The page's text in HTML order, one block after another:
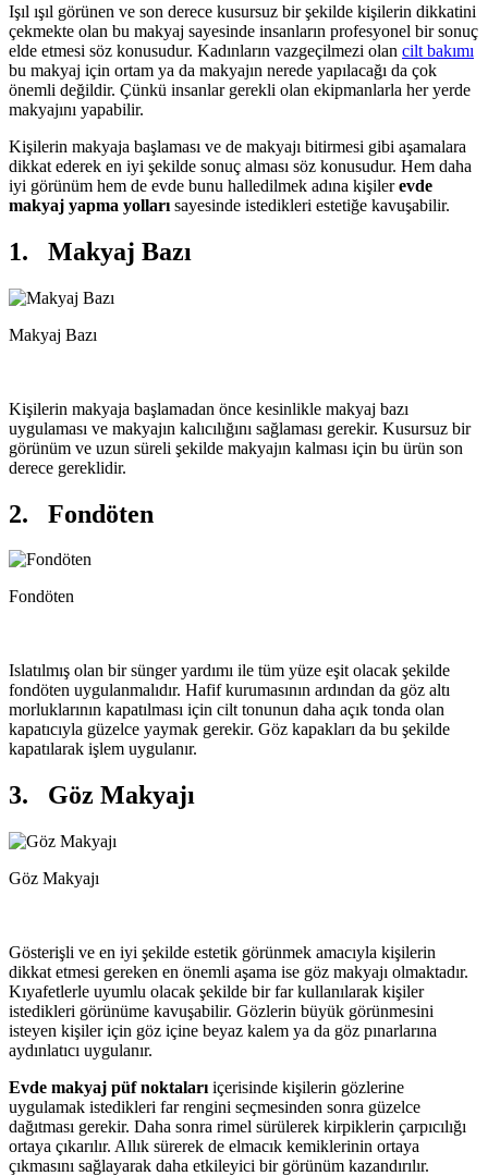
Işıl ışıl görünen ve son derece kusursuz bir şekilde kişilerin dikkatini
çekmekte olan bu makyaj sayesinde insanların profesyonel bir sonuç
elde etmesi söz konusudur. Kadınların vazgeçilmezi olan cilt bakımı
bu makyaj için ortam ya da makyajın nerede yapılacağı da çok
önemli değildir. Çünkü insanlar gerekli olan ekipmanlarla her yerde
makyajını yapabilir.
Kişilerin makyaja başlaması ve de makyajı bitirmesi gibi aşamalara
dikkat ederek en iyi şekilde sonuç alması söz konusudur. Hem daha
iyi görünüm hem de evde bunu halledilmek adına kişilerevde
makyaj yapma yolları sayesinde istedikleri estetiğe kavuşabilir.
1. Makyaj Bazı
Makyaj Bazı
Kişilerin makyaja başlamadan önce kesinlikle makyaj bazı
uygulaması ve makyajın kalıcılığını sağlaması gerekir. Kusursuz bir
görünüm ve uzun süreli şekilde makyajın kalması için bu ürün son
derece gereklidir.
2. Fondöten
Fondöten
Islatılmış olan bir sünger yardımı ile tüm yüze eşit olacak şekilde
fondöten uygulanmalıdır. Hafif kurumasının ardından da göz altı
morluklarının kapatılması için cilt tonunun daha açık tonda olan
kapatıcıyla güzelce yaymak gerekir. Göz kapakları da bu şekilde
kapatılarak işlem uygulanır.
3. Göz Makyajı
Göz Makyajı
Gösterişli ve en iyi şekilde estetik görünmek amacıyla kişilerin
dikkat etmesi gereken en önemli aşama ise göz makyajı olmaktadır.
Kıyafetlerle uyumlu olacak şekilde bir far kullanılarak kişiler
istedikleri görünüme kavuşabilir. Gözlerin büyük görünmesini
isteyen kişiler için göz içine beyaz kalem ya da göz pınarlarına
aydınlatıcı uygulanır.
Evde makyaj püf noktaları içerisinde kişilerin gözlerine
uygulamak istedikleri far rengini seçmesinden sonra güzelce
dağıtması gerekir. Daha sonra rimel sürülerek kirpiklerin çarpıcılığı
ortaya çıkarılır. Allık sürerek de elmacık kemiklerinin ortaya
çıkmasını sağlayarak daha etkileyici bir görünüm kazandırılır.